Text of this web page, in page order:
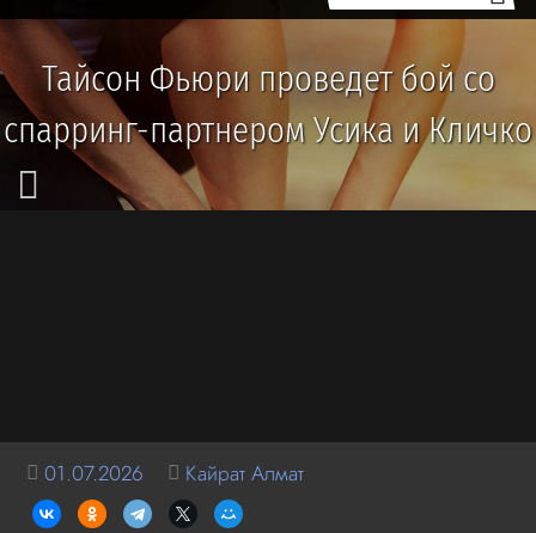
Тайсон Фьюри проведет бой со
спарринг-партнером Усика и Кличко
01.07.2026 Кайрат Алмат